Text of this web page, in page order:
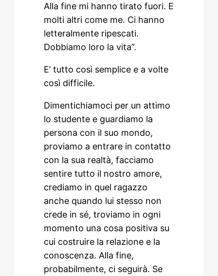
Alla fine mi hanno tirato fuori. E
molti altri come me. Ci hanno
letteralmente ripescati.
Dobbiamo loro la vita”.
E’ tutto così semplice e a volte
così difficile.
Dimentichiamoci per un attimo
lo studente e guardiamo la
persona con il suo mondo,
proviamo a entrare in contatto
con la sua realtà, facciamo
sentire tutto il nostro amore,
crediamo in quel ragazzo
anche quando lui stesso non
crede in sé, troviamo in ogni
momento una cosa positiva su
cui costruire la relazione e la
conoscenza. Alla fine,
probabilmente, ci seguirà. Se